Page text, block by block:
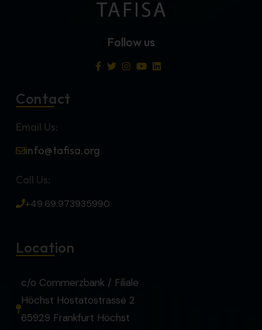
Follow us
Contact
Email Us:
info@tafisa.org
Call Us:
+49.69.973935990
Location
c/o Commerzbank / Filiale
Höchst Hostatostrasse 2
65929 Frankfurt Höchst